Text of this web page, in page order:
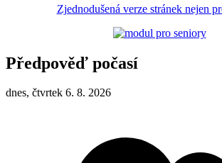
Zjednodušená verze stránek nejen
Předpověď počasí
dnes, čtvrtek 6. 8. 2026